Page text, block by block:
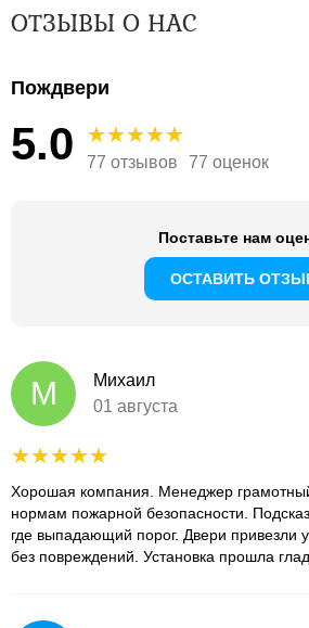
ОТЗЫВЫ О НАС
Пождвери
5.0 77 отзывов 77 оценок
Поставьте нам
ОСТАВИТЬ
М
Михаил
01 августа
Хорошая компания. Менеджер
нормам пожарной безопасности.
где выпадающий порог. Двери привезли
без повреждений. Установка прошла